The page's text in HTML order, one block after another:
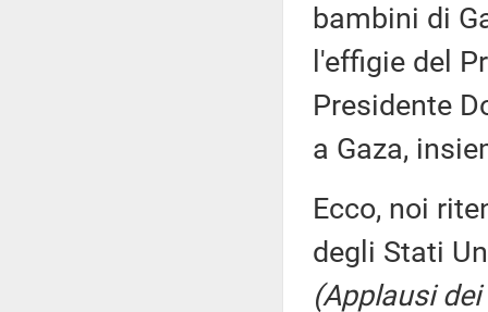
bambini di
l'effigie del
Presidente
a Gaza,
Ecco, noi
degli Stati
(Applausi